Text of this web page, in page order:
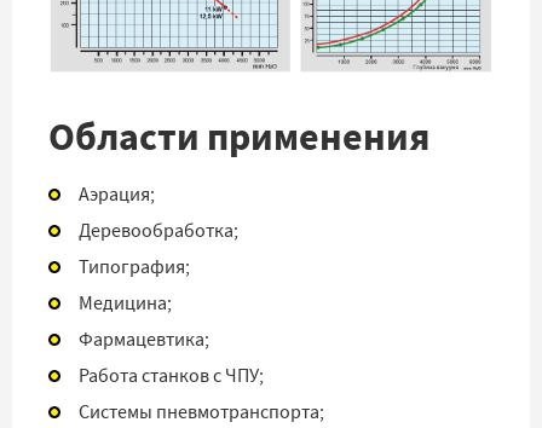
Области применения
Аэрация;
Деревообработка;
Типография;
Медицина;
Фармацевтика;
Работа станков с ЧПУ;
Системы пневмотранспорта;